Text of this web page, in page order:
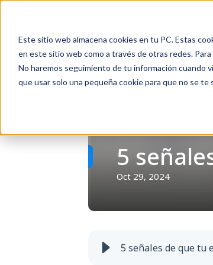
Este sitio web almacena cookies en tu PC. Estas
en este sitio web como a través de otras redes.
No haremos seguimiento de tu información cuando
que usar solo una pequeña cookie para que no se
5
Oct 29, 2024
5 señales de que tu